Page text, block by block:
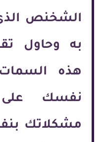
الشخنص
به وحاول
هذه السمات
نفسك على
مشكلاتك